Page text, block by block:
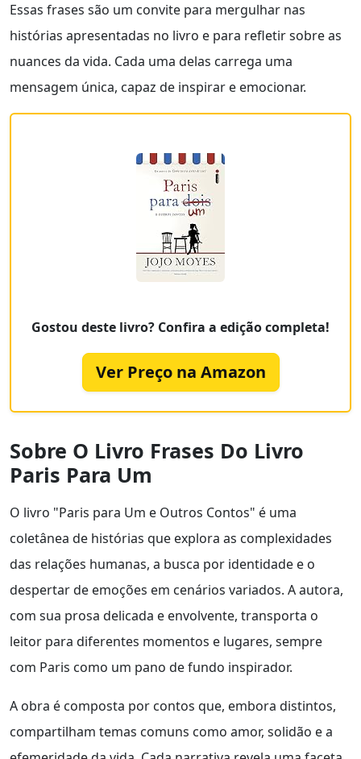
Essas frases são um convite para mergulhar nas
histórias apresentadas no livro e para refletir sobre as
nuances da vida. Cada uma delas carrega uma
mensagem única, capaz de inspirar e emocionar.
Gostou deste livro? Confira a edição completa!
Ver Preço na Amazon
Sobre O Livro Frases Do Livro
Paris Para Um
O livro "Paris para Um e Outros Contos" é uma
coletânea de histórias que explora as complexidades
das relações humanas, a busca por identidade e o
despertar de emoções em cenários variados. A autora,
com sua prosa delicada e envolvente, transporta o
leitor para diferentes momentos e lugares, sempre
com Paris como um pano de fundo inspirador.
A obra é composta por contos que, embora distintos,
compartilham temas comuns como amor, solidão e a